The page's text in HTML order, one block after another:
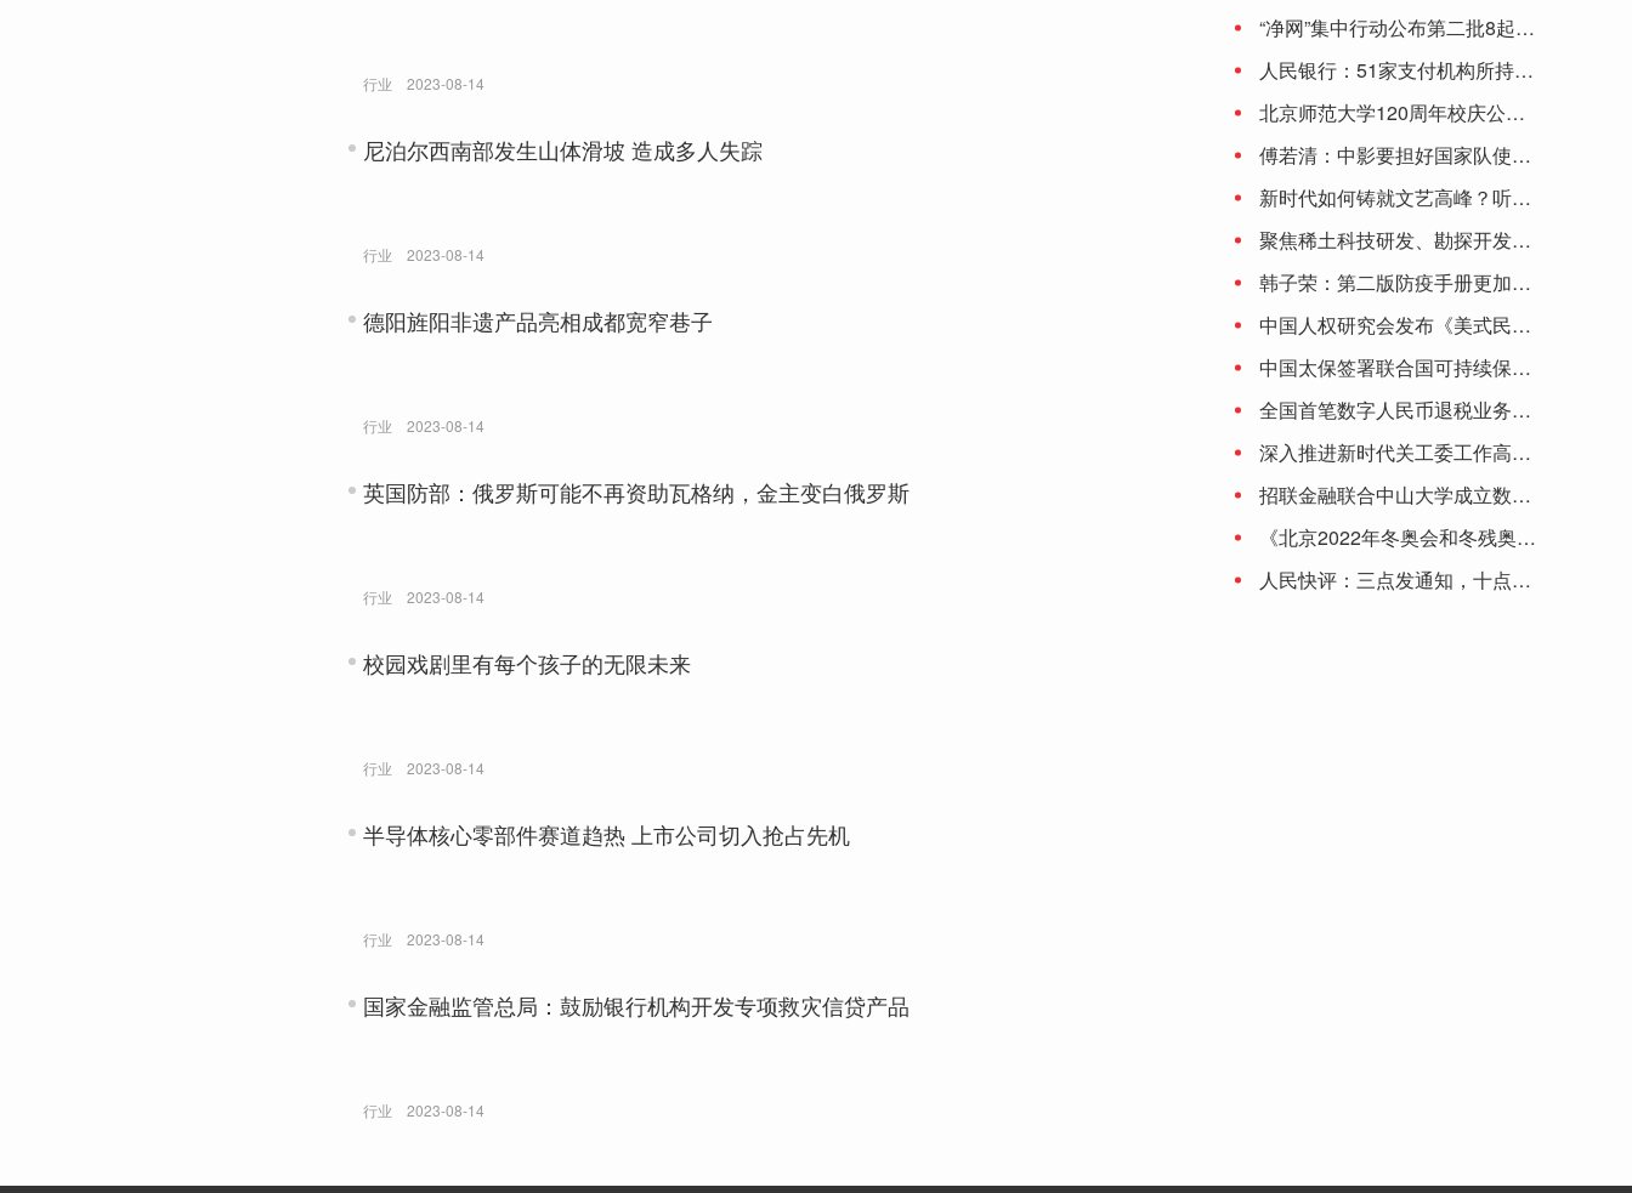
行业 2023-08-14
尼泊尔西南部发生山体滑坡 造成多人失踪
行业 2023-08-14
德阳旌阳非遗产品亮相成都宽窄巷子
行业 2023-08-14
英国防部：俄罗斯可能不再资助瓦格纳，金主变白俄罗斯
行业 2023-08-14
校园戏剧里有每个孩子的无限未来
行业 2023-08-14
半导体核心零部件赛道趋热 上市公司切入抢占先机
行业 2023-08-14
国家金融监管总局：鼓励银行机构开发专项救灾信贷产品
行业 2023-08-14
华泰证券：大势修复再遇波折关注后续政策选择
知名女星广告代言引争议，经纪人道歉！
切尔西近4次碰利物浦都是0-0，英格兰历史上从未两队有连续5次0-0
“净网”集中行动公布第二批8起典型案件
人民银行：51家支付机构所持《支付业务许可证》到期 6家中止审查
北京师范大学120周年校庆公告（第二号）
傅若清：中影要担好国家队使命 让观众更有走进影院的理由
新时代如何铸就文艺高峰？听听陈凯歌、李少红、刘劲、颜丙燕、丁亚平怎么说
聚焦稀土科技研发、勘探开发……中国稀土集团有限公司正式成立
韩子荣：第二版防疫手册更加深化细化 将保持防控措施动态调整的灵活性
中国人权研究会发布《美式民主的局限与弊病》研究报告
中国太保签署联合国可持续保险原则和负责任投资原则
全国首笔数字人民币退税业务落地大连
深入推进新时代关工委工作高质量发展
招联金融联合中山大学成立数字金融研究中心 积极助推数字金融产业生态
《北京2022年冬奥会和冬残奥会防疫手册》提出6项原则：涉奥人员闭环管理 建议接种加强针
人民快评：三点发通知，十点就停止受理，为啥这么赶？